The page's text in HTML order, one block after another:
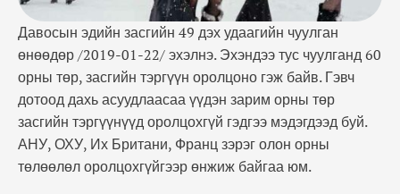
Давосын эдийн засгийн 49 дэх удаагийн чуулган
өнөөдөр /2019-01-22/ эхэлнэ. Эхэндээ тус чуулганд 60
орны төр, засгийн тэргүүн оролцоно гэж байв. Гэвч
дотоод дахь асуудлаасаа үүдэн зарим орны төр
засгийн тэргүүнүүд оролцохгүй гэдгээ мэдэгдээд буй.
АНУ, ОХУ, Их Британи, Франц зэрэг олон орны
төлөөлөл оролцохгүйгээр өнжиж байгаа юм.